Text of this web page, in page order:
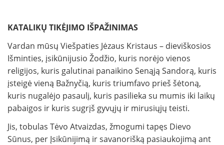
KATALIKŲ TIKĖJIMO IŠPAŽINIMAS
Vardan mūsų Viešpaties Jėzaus Kristaus – dieviškosios
Išminties, įsikūnijusio Žodžio, kuris norėjo vienos
religijos, kuris galutinai panaikino Senąją Sandorą, kuris
įsteigė vieną Bažnyčią, kuris triumfavo prieš šėtoną,
kuris nugalėjo pasaulį, kuris pasilieka su mumis iki laikų
pabaigos ir kuris sugrįš gyvųjų ir mirusiųjų teisti.
Jis, tobulas Tėvo Atvaizdas, žmogumi tapęs Dievo
Sūnus, per Įsikūnijimą ir savanorišką pasiaukojimą ant